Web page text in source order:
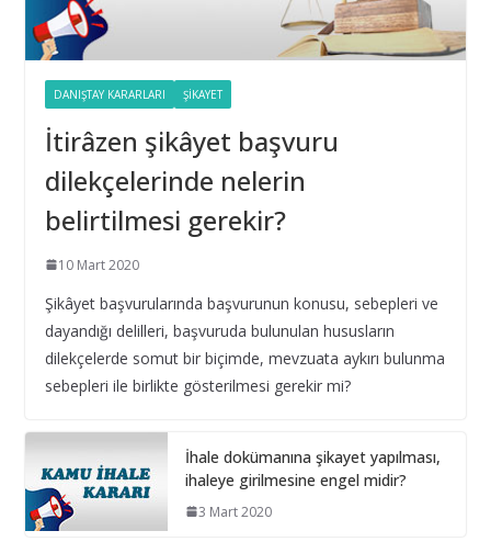
Taşıt Kiralama İhalesinde Damga
Vergisi Oranının Hatalı
16 Eylül 2025
Yıl Boyunca Yapılan Alımların 3
(g) İstisna Limitinin Aşılması
16 Eylül 2025
Maliyetin Güncellenmesi ve Sınır
Değer Hesabı
28 Şubat 2025
olması durumunda kim sunmalı ?
10 Aralık 2024
DANIŞTAY KARARLARI ŞIKAYET
İtirâzen şikâyet başvuru
dilekçelerinde nelerin
belirtilmesi gerekir?
10 Mart 2020
Şikâyet başvurularında başvurunun konusu, sebepleri ve
dayandığı delilleri, başvuruda bulunulan hususların
dilekçelerde somut bir biçimde, mevzuata aykırı bulunma
sebepleri ile birlikte gösterilmesi gerekir mi?
İhale dokümanına şikayet yapılması,
ihaleye girilmesine engel midir?
3 Mart 2020